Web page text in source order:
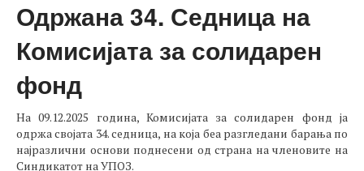
Одржана 34. Седница на
Комисијата за солидарен
фонд
На 09.12.2025 година, Комисијата за солидарен фонд ја
одржа својата 34. седница, на која беа разгледани барања по
најразлични основи поднесени од страна на членовите на
Синдикатот на УПОЗ.